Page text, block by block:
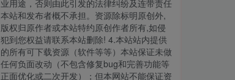
业用途，否则由此引发的法律纠纷及连带责任
本站和发布者概不承担。资源除标明原创外,
版权归原作者或本站特约原创作者所有,如侵
犯到您权益请联系本站删除! 4.本站站内提供
的所有可下载资源（软件等等）本站保证未做
任何负面改动（不包含修复bug和完善功能等
正面优化或二次开发）；但本网站不能保证资